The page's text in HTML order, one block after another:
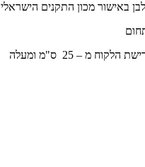
באישור מכון התקנים הישראלי
מ – 25 ס"מ ומעלה